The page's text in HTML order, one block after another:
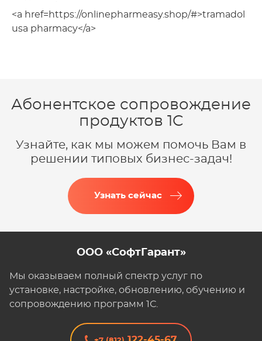
<a href=https://onlinepharmeasy.shop/#>tramadol
usa pharmacy</a>
Абонентское сопровождение
продуктов 1C
Узнайте, как мы можем помочь Вам в
решении типовых бизнес-задач!
Узнать сейчас
ООО «СофтГарант»
Мы оказываем полный спектр услуг по
установке, настройке, обновлению, обучению и
сопровождению программ 1С.